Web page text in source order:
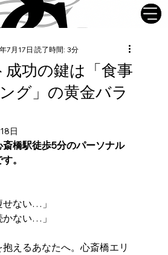
成功の鍵は「食事
グ」の黄金バラ
7月17日 読了時間: 3分
日
橋駅徒歩5分のパーソナル
。
せない…」
かない…」
えるあなたへ。心斎橋エリ